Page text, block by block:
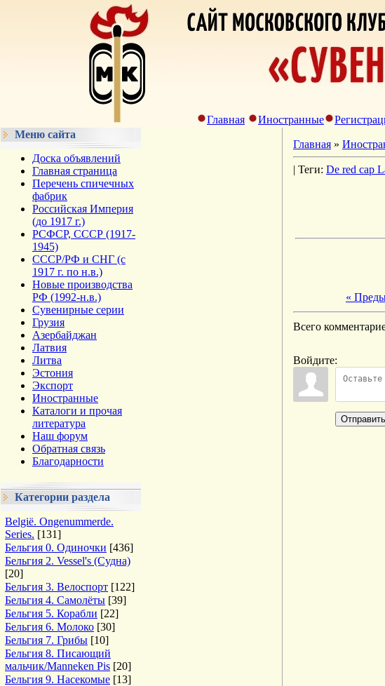
Главная Иностранные
Меню сайта
Доска объявлений
Главная страница
Перечень спичечных
фабрик
Российская Империя
(до 1917 г.)
РСФСР, СССР (1917-
1945)
СССР/РФ и СНГ (с
1917 г. по н.в.)
Новые производства
РФ (1992-н.в.)
Сувенирные серии
Грузия
Азербайджан
Латвия
Литва
Эстония
Экспорт
Иностранные
Каталоги и прочая
литература
Наш форум
Обратная связь
Благодарности
Категории раздела
België. Ongenummerde.
Series. [131]
Бельгия 0. Одиночки [436]
Бельгия 2. Vessel's (Судна)
[20]
Бельгия 3. Велоспорт [122]
Бельгия 4. Самолёты [39]
Бельгия 5. Корабли [22]
Бельгия 6. Молоко [30]
Бельгия 7. Грибы [10]
Бельгия 8. Писающий
мальчик/Manneken Pis [20]
Бельгия 9. Насекомые [13]
Главная »
| Теги: De red cap
«
Всего
Войдите:
Отправить